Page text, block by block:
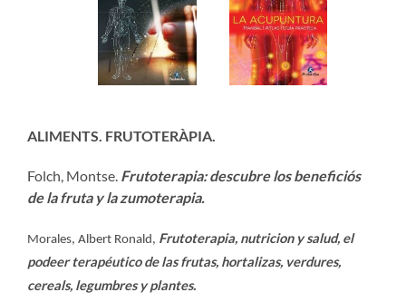
ALIMENTS. FRUTOTERÀPIA.
Folch, Montse. Frutoterapia: descubre los beneficiós
de la fruta y la zumoterapia.
Morales, Albert Ronald, Frutoterapia, nutricion y salud, el
podeer terapéutico de las frutas, hortalizas, verdures,
cereals, legumbres y plantes.